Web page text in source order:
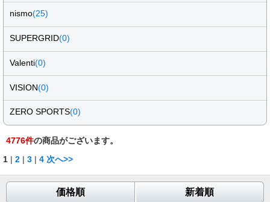
nismo(25)
SUPERGRID(0)
Valenti(0)
VISION(0)
ZERO SPORTS(0)
4776件の商品がございます。
1 | 2 | 3 | 4 次へ>>
価格順 新着順